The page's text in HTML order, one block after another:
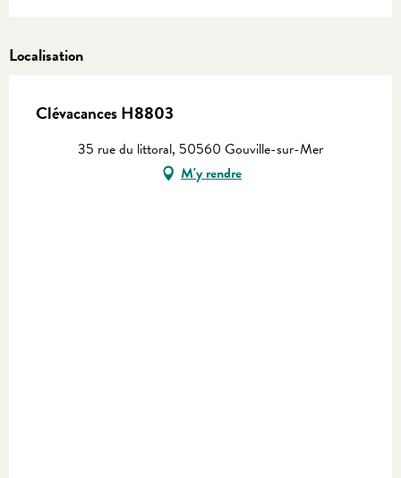
Localisation
Clévacances H8803
35 rue du littoral, 50560 Gouville-sur-Mer
M'y rendre